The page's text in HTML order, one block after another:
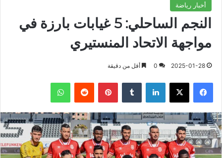
أخبار رياضة
النجم الساحلي: 5 غيابات بارزة في
مواجهة الاتحاد المنستيري
2025-01-28
0 أقل من دقيقة
فيسبوك X لينكدإن بينتيريست واتساب